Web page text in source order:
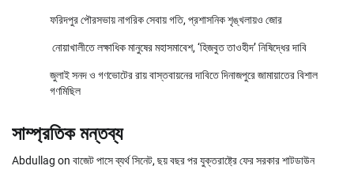
ফরিদপুর পৌরসভায় নাগরিক সেবায় গতি, প্রশাসনিক শৃঙ্খলায়ও জোর
নোয়াখালীতে লক্ষাধিক মানুষের মহাসমাবেশ, ‘হিজবুত তাওহীদ’ নিষিদ্ধের দাবি
জুলাই সনদ ও গণভোটের রায় বাস্তবায়নের দাবিতে দিনাজপুরে জামায়াতের বিশাল
গণমিছিল
সাম্প্রতিক মন্তব্য
Abdullag on বাজেট পাসে ব্যর্থ সিনেট, ছয় বছর পর যুক্তরাষ্ট্রে ফের সরকার শাটডাউন